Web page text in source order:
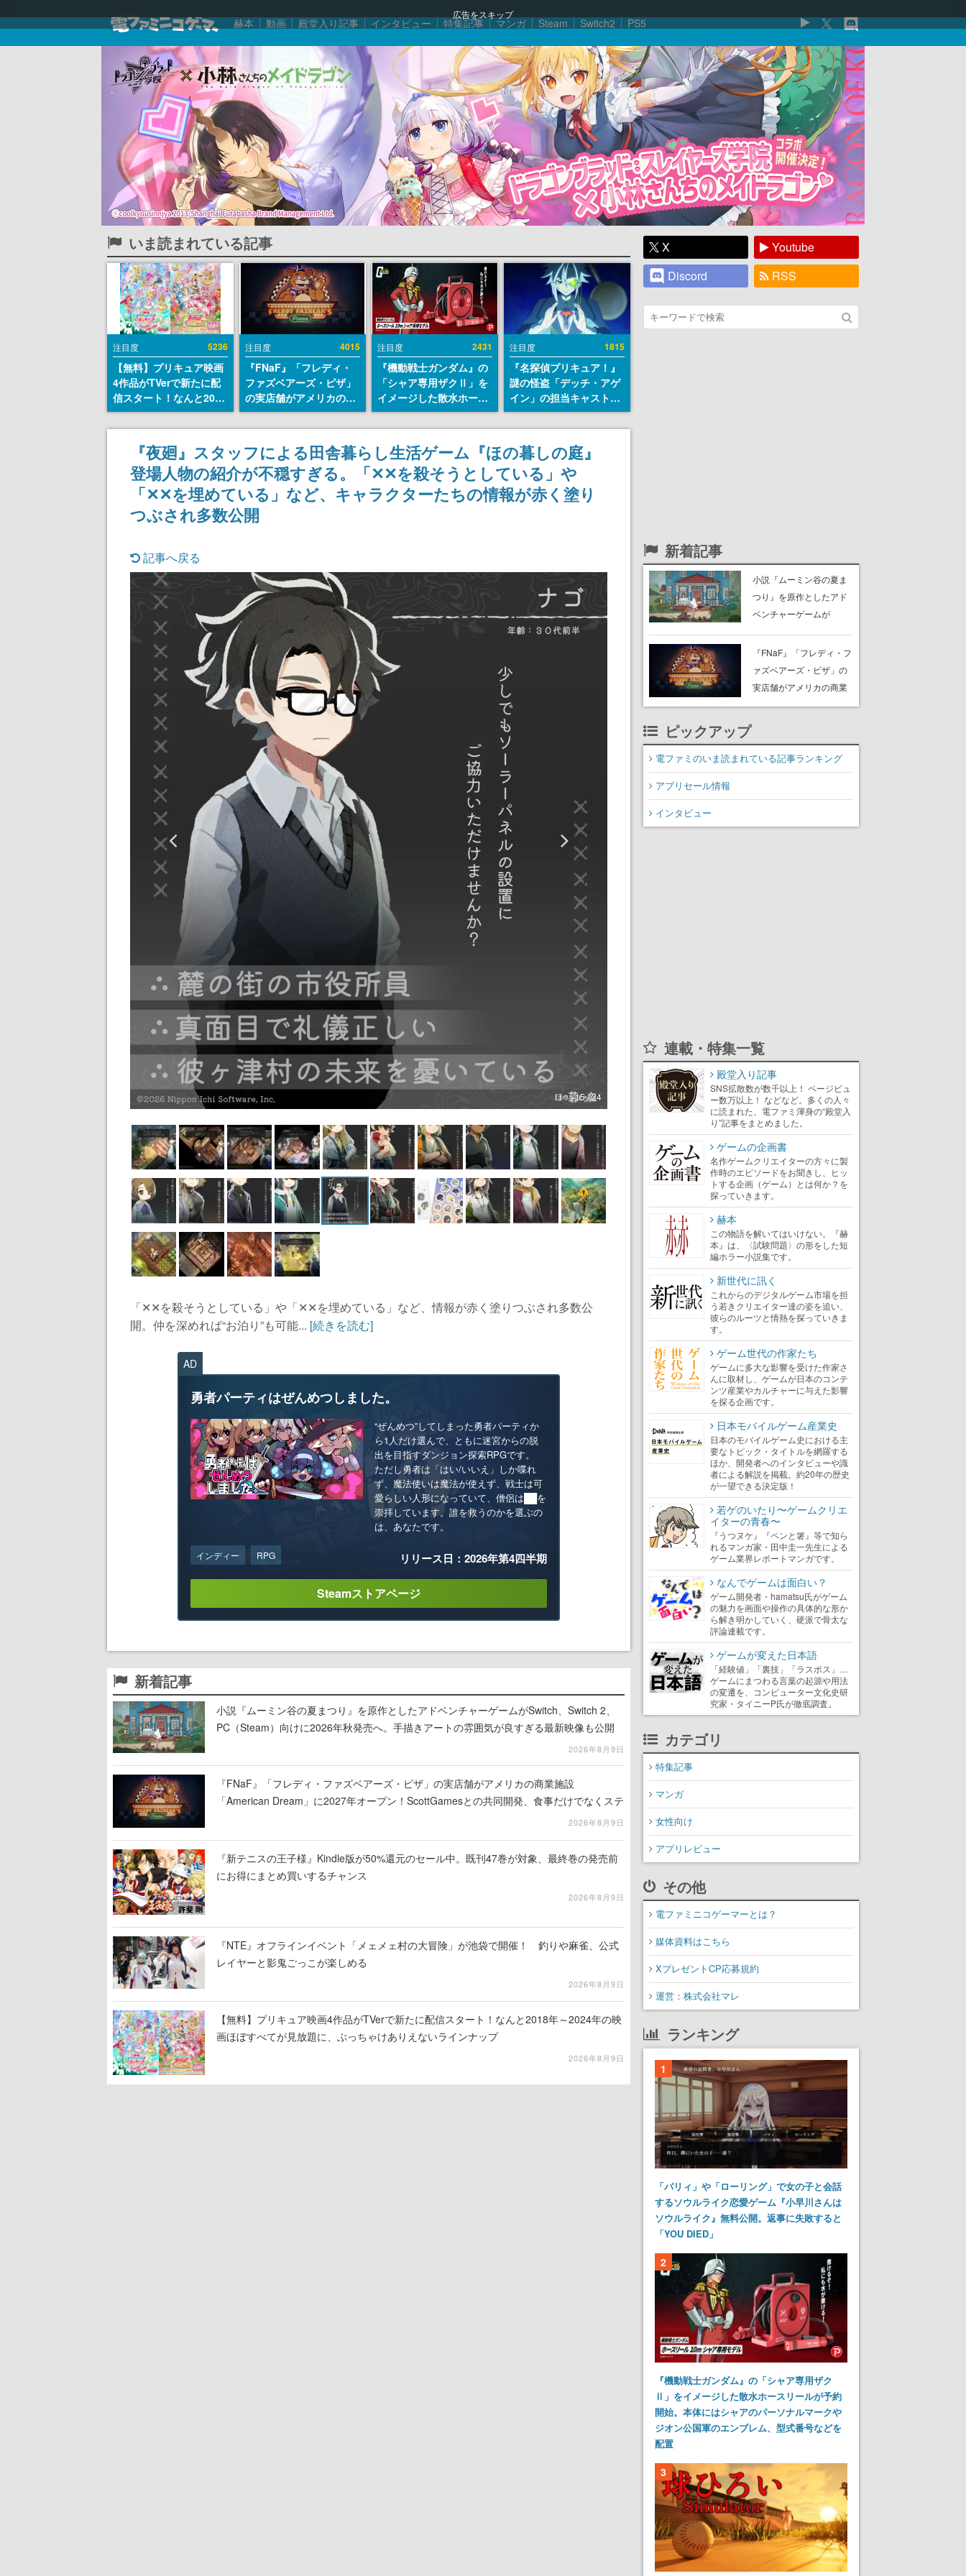
広告をスキップ
赫本 動画 殿堂入り記事 インタビュー 特集記事 マンガ Steam Switch2 PS5
いま読まれている記事
注目度 5236
【無料】プリキュア映画
4作品がTVerで新たに配
信スタート！なんと2018
年～2024年の映画ほぼす
べてが見放題に、ぶっち
ゃけありえないラインナ
注目度 4015
『FNaF』「フレディ・
ファズベアーズ・ピザ」
の実店舗がアメリカの商
業施設「American
Dream」に2027年オープ
ン！ScottGamesとの共
同開発、食事だけでなく
ステージショーや没入型
のホラー体験も楽しめる
注目度 2431
『機動戦士ガンダム』の
「シャア専用ザクⅡ」を
イメージした散水ホース
リールが予約開始。本体
にはシャアのパーソナル
マークやジオン公国軍の
エンブレム、型式番号な
どを配置
注目度 1815
『名探偵プリキュア！』
謎の怪盗「デッチ・アゲ
イン」の担当キャストは
天﨑滉平さんと判明。
『Re:ゼロから始める異
世界生活』オットー役、
『ヒプノシスマイク』山
田三郎役など
『夜廻』スタッフによる田舎暮らし生活ゲーム『ほの暮しの庭』
登場人物の紹介が不穏すぎる。「✕✕を殺そうとしている」や
「✕✕を埋めている」など、キャラクターたちの情報が赤く塗り
つぶされ多数公開
記事へ戻る
15 / 24
「✕✕を殺そうとしている」や「✕✕を埋めている」など、情報が赤く塗りつぶされ多数公
開。仲を深めれば“お泊り”も可能... [続きを読む]
AD
勇者パーティはぜんめつしました。
“ぜんめつ”してしまった勇者パーティか
ら1人だけ選んで、ともに迷宮からの脱
出を目指すダンジョン探索RPGです。
ただし勇者は「はい/いいえ」しか喋れ
ず、魔法使いは魔法が使えず、戦士は可
愛らしい人形になっていて、僧侶は██を
崇拝しています。誰を救うのかを選ぶの
は、あなたです。
インディー RPG リリース日：2026年第4四半期
Steamストアページ
新着記事
小説『ムーミン谷の夏まつり』を原作としたアドベンチャーゲームがSwitch、Switch 2、
PC（Steam）向けに2026年秋発売へ。手描きアートの雰囲気が良すぎる最新映像も公開
2026年8月9日
『FNaF』「フレディ・ファズベアーズ・ピザ」の実店舗がアメリカの商業施設
「American Dream」に2027年オープン！ScottGamesとの共同開発、食事だけでなくステ
2026年8月9日
『新テニスの王子様』Kindle版が50%還元のセール中。既刊47巻が対象、最終巻の発売前
にお得にまとめ買いするチャンス
2026年8月9日
『NTE』オフラインイベント「メェメェ村の大冒険」が池袋で開催！ 釣りや麻雀、公式
レイヤーと影鬼ごっこが楽しめる
2026年8月9日
【無料】プリキュア映画4作品がTVerで新たに配信スタート！なんと2018年～2024年の映
画ほぼすべてが見放題に、ぶっちゃけありえないラインナップ
2026年8月9日
X
Youtube
Discord
RSS
新着記事
小説『ムーミン谷の夏ま
つり』を原作としたアド
ベンチャーゲームが
PC（Steam）向けに2026
年秋発売へ。手描きアー
トの雰囲気が良すぎる最
『FNaF』「フレディ・フ
ァズベアーズ・ピザ」の
実店舗がアメリカの商業
施設「American Dream」
発、食事だけでなくステ
ージショーや没入型のホ
ピックアップ
電ファミのいま読まれている記事ランキング
アプリセール情報
インタビュー
連載・特集一覧
殿堂入り記事
SNS拡散数が数千以上！ ページビュ
ー数万以上！ などなど。多くの人々
に読まれた、電ファミ渾身の“殿堂入
り”記事をまとめました。
ゲームの企画書
名作ゲームクリエイターの方々に製
作時のエピソードをお聞きし、ヒッ
トする企画（ゲーム）とは何か？を
探っていきます。
赫本
この物語を解いてはいけない。『赫
本』は、〈試験問題〉の形をした短
編ホラー小説集です。
新世代に訊く
これからのデジタルゲーム市場を担
う若きクリエイター達の姿を追い、
彼らのルーツと情熱を探っていきま
す。
ゲーム世代の作家たち
ゲームに多大な影響を受けた作家さ
んに取材し、ゲームが日本のコンテ
ンツ産業やカルチャーに与えた影響
を探る企画です。
日本モバイルゲーム産業史
日本のモバイルゲーム史における主
要なトピック・タイトルを網羅する
ほか、開発者へのインタビューや識
者による解説を掲載。約20年の歴史
が一望できる決定版！
若ゲのいたり〜ゲームクリエ
イターの青春〜
『うつヌケ』『ペンと箸』等で知ら
れるマンガ家・田中圭一先生による
ゲーム業界レポートマンガです。
なんでゲームは面白い？
ゲーム開発者・hamatsu氏がゲーム
の魅力を画面や操作の具体的な形か
ら解き明かしていく、硬派で骨太な
評論連載です。
ゲームが変えた日本語
「経験値」「裏技」「ラスボス」…
ゲームにまつわる言葉の起源や用法
の変遷を、コンピューター文化史研
究家・タイニーP氏が徹底調査。
カテゴリ
特集記事
マンガ
女性向け
アプリレビュー
その他
電ファミニコゲーマーとは？
媒体資料はこちら
XプレゼントCP応募規約
運営：株式会社マレ
ランキング
1
「パリィ」や「ローリング」で女の子と会話
するソウルライク恋愛ゲーム『小早川さんは
ソウルライク』無料公開。返事に失敗すると
「YOU DIED」
2
『機動戦士ガンダム』の「シャア専用ザク
Ⅱ」をイメージした散水ホースリールが予約
開始。本体にはシャアのパーソナルマークや
ジオン公国軍のエンブレム、型式番号などを
配置
3